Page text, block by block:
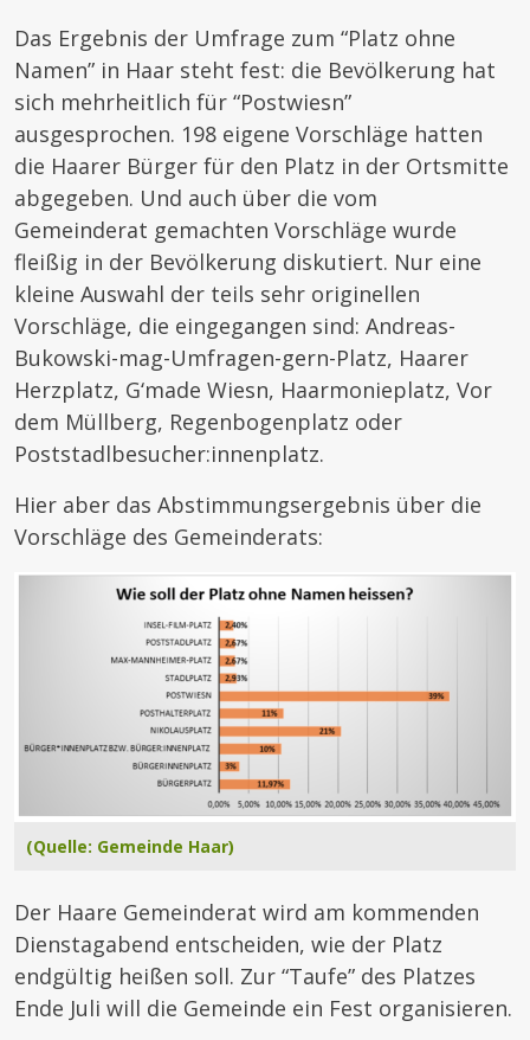
Das Ergebnis der Umfrage zum “Platz ohne
Namen” in Haar steht fest: die Bevölkerung hat
sich mehrheitlich für “Postwiesn”
ausgesprochen. 198 eigene Vorschläge hatten
die Haarer Bürger für den Platz in der Ortsmitte
abgegeben. Und auch über die vom
Gemeinderat gemachten Vorschläge wurde
fleißig in der Bevölkerung diskutiert. Nur eine
kleine Auswahl der teils sehr originellen
Vorschläge, die eingegangen sind: Andreas-
Bukowski-mag-Umfragen-gern-Platz, Haarer
Herzplatz, G‘made Wiesn, Haarmonieplatz, Vor
dem Müllberg, Regenbogenplatz oder
Poststadlbesucher:innenplatz.
Hier aber das Abstimmungsergebnis über die
Vorschläge des Gemeinderats:
(Quelle: Gemeinde Haar)
Der Haare Gemeinderat wird am kommenden
Dienstagabend entscheiden, wie der Platz
endgültig heißen soll. Zur “Taufe” des Platzes
Ende Juli will die Gemeinde ein Fest organisieren.